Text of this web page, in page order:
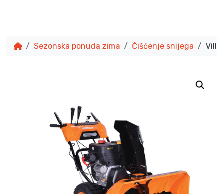
Sezonska ponuda zima Čišćenje snijega